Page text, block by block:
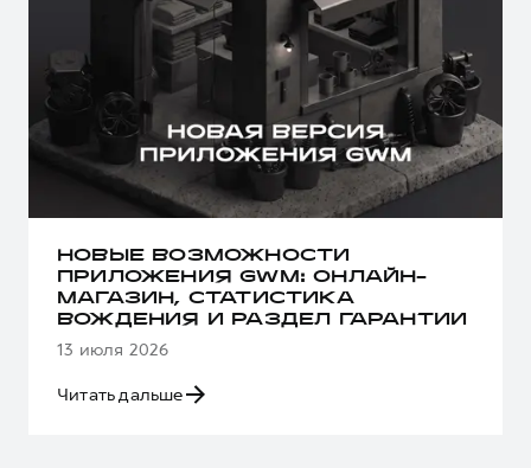
НОВЫЕ ВОЗМОЖНОСТИ
ПРИЛОЖЕНИЯ GWM: ОНЛАЙН-
МАГАЗИН, СТАТИСТИКА
ВОЖДЕНИЯ И РАЗДЕЛ ГАРАНТИИ
13 июля 2026
Читать дальше